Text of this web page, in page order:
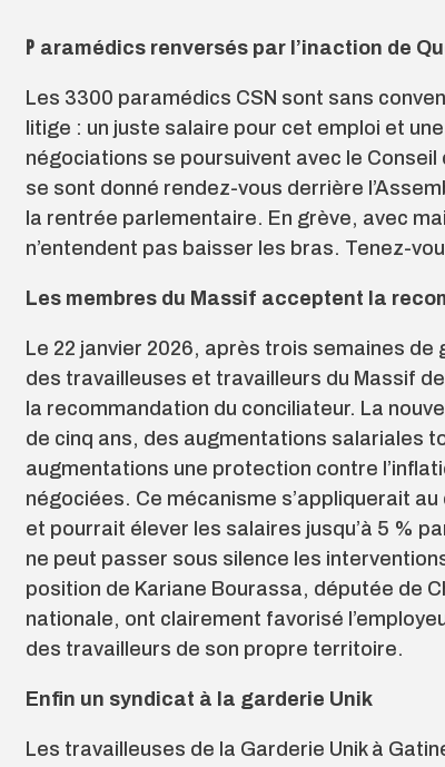
Paramédics renversés par l’inaction de
Les 3300 paramédics CSN sont sans
litige : un juste salaire pour cet emploi et
négociations se poursuivent avec le
se sont donné rendez-vous derrière
la rentrée parlementaire. En grève, avec
n’entendent pas baisser les bras. Tenez-
Les membres du Massif acceptent la
Le 22 janvier 2026, après trois semaines
des travailleuses et travailleurs du Massif
la recommandation du conciliateur. La
de cinq ans, des augmentations salariales
augmentations une protection contre
négociées. Ce mécanisme s’appliquerait
et pourrait élever les salaires jusqu’à 5 %
ne peut passer sous silence les
position de Kariane Bourassa, députée de
nationale, ont clairement favorisé
des travailleurs de son propre territoire.
Enfin un syndicat à la garderie Unik
Les travailleuses de la Garderie Unik à